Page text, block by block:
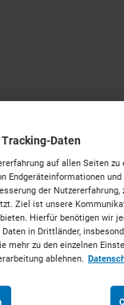
Daten
auf allen Seiten
Endgeräteinformationen
der
Ziel ist unsere
Hierfür benötigen wir
in Drittländer,
mehr zu den einzelnen
ablehnen.